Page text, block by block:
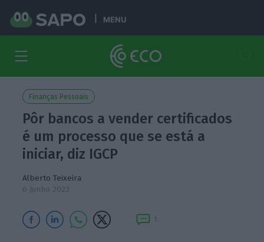
MENU
Finanças Pessoais
Pôr bancos a vender certificados
é um processo que se está a
iniciar, diz IGCP
Alberto Teixeira
6 Junho 2023
1